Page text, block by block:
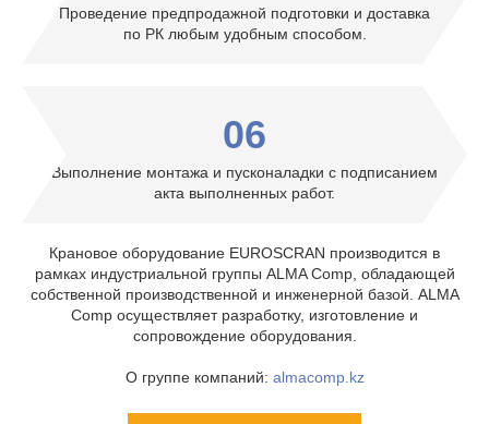
Проведение предпродажной подготовки и доставка
по РК любым удобным способом.
06
Выполнение монтажа и пусконаладки с подписанием
акта выполненных работ.
Крановое оборудование EUROSCRAN производится в
рамках индустриальной группы ALMA Comp, обладающей
собственной производственной и инженерной базой. ALMA
Comp осуществляет разработку, изготовление и
сопровождение оборудования.
О группе компаний: almacomp.kz